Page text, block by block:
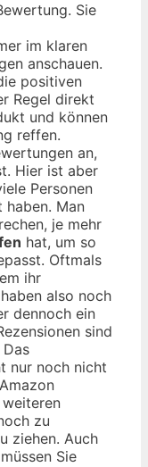
Sie
im klaren
anschauen.
positiven
Regel direkt
und können
reffen.
an,
Hier ist aber
Personen
haben. Man
je mehr
hat, um so
Oftmals
ihr
also noch
dennoch ein
sind
nur noch nicht
zu
ziehen. Auch
Sie